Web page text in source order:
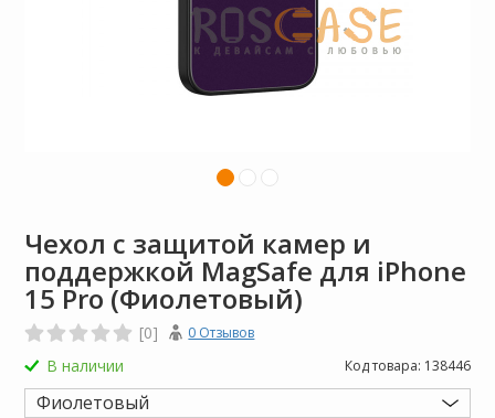
Чехол с защитой камер и
поддержкой MagSafe для iPhone
15 Pro (Фиолетовый)
[0] 0 Отзывов
В наличии Код товара: 138446
Фиолетовый